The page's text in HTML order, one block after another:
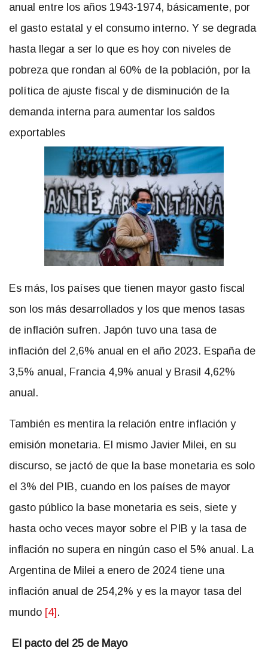
anual entre los años 1943-1974, básicamente, por
el gasto estatal y el consumo interno. Y se degrada
hasta llegar a ser lo que es hoy con niveles de
pobreza que rondan al 60% de la población, por la
política de ajuste fiscal y de disminución de la
demanda interna para aumentar los saldos
exportables
Es más, los países que tienen mayor gasto fiscal
son los más desarrollados y los que menos tasas
de inflación sufren. Japón tuvo una tasa de
inflación del 2,6% anual en el año 2023. España de
3,5% anual, Francia 4,9% anual y Brasil 4,62%
anual.
También es mentira la relación entre inflación y
emisión monetaria. El mismo Javier Milei, en su
discurso, se jactó de que la base monetaria es solo
el 3% del PIB, cuando en los países de mayor
gasto público la base monetaria es seis, siete y
hasta ocho veces mayor sobre el PIB y la tasa de
inflación no supera en ningún caso el 5% anual. La
Argentina de Milei a enero de 2024 tiene una
inflación anual de 254,2% y es la mayor tasa del
mundo [4].
El pacto del 25 de Mayo